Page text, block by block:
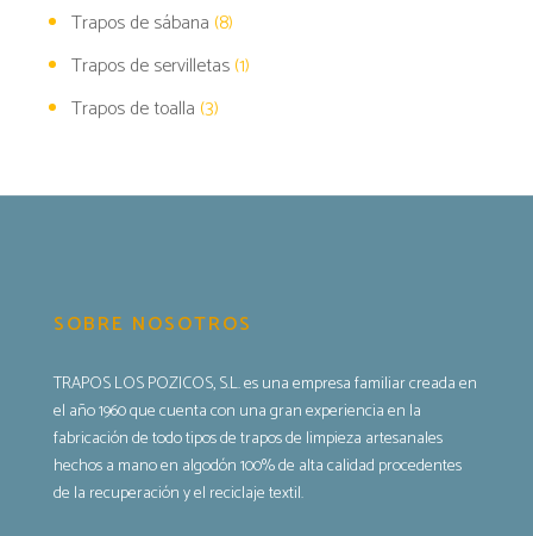
Trapos de sábana (8)
Trapos de servilletas(1)
Trapos de toalla (3)
SOBRE NOSOTROS
TRAPOS LOS POZICOS, S.L. es una empresa familiar creada en
el año 1960 que cuenta con una gran experiencia en la
fabricación de todo tipos de trapos de limpieza artesanales
hechos a mano en algodón 100% de alta calidad procedentes
de la recuperación y el reciclaje textil.